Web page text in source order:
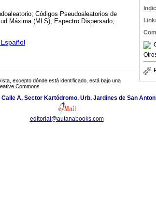
Códigos Pseudoaleatorios de
Máxima (MLS); Espectro Dispersado;
excepto dónde está identificado, está bajo una
Commons
A, Sector Kartódromo. Urb. Jardines de San
editorial@autanabooks.com